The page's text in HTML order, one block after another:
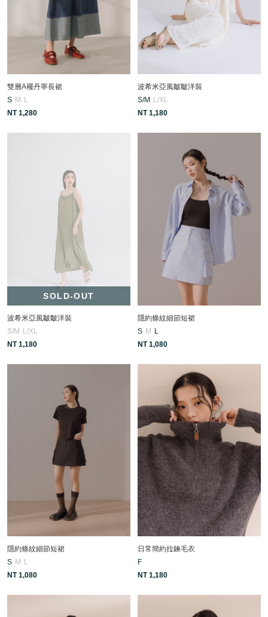
雙層A襬丹寧長裙
S M
L
NT 1,280
波希米亞風皺皺洋裝
S/M
L/XL
NT 1,180
SOLD-OUT
波希米亞風皺皺洋裝
S/M L/XL
NT 1,180
隱約條紋細節短裙
S M L
NT 1,080
隱約條紋細節短裙
S M
L
NT 1,080
日常簡約拉鍊毛衣
F
NT 1,180